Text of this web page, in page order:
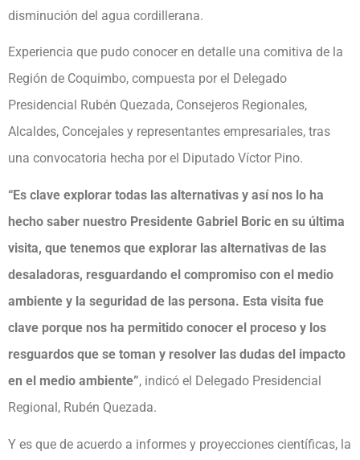
disminución del agua cordillerana.
Experiencia que pudo conocer en detalle una comitiva de la
Región de Coquimbo, compuesta por el Delegado
Presidencial Rubén Quezada, Consejeros Regionales,
Alcaldes, Concejales y representantes empresariales, tras
una convocatoria hecha por el Diputado Víctor Pino.
“Es clave explorar todas las alternativas y así nos lo ha
hecho saber nuestro Presidente Gabriel Boric en su última
visita, que tenemos que explorar las alternativas de las
desaladoras, resguardando el compromiso con el medio
ambiente y la seguridad de las persona. Esta visita fue
clave porque nos ha permitido conocer el proceso y los
resguardos que se toman y resolver las dudas del impacto
en el medio ambiente”, indicó el Delegado Presidencial
Regional, Rubén Quezada.
Y es que de acuerdo a informes y proyecciones científicas, la